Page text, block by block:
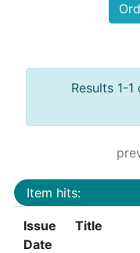
Results 1-
Item hits:
Issue
Date
Title